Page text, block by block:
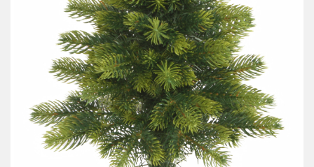
РЕКВИЗИТЫ
О КОМПАНИИ
ПАРТНЕРАМ
КОНТАКТЫ